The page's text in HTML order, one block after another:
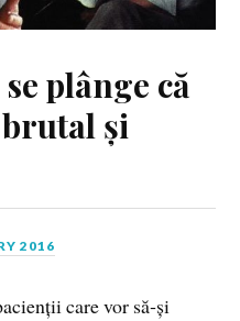
plânge că
și
2016
care vor să‑și